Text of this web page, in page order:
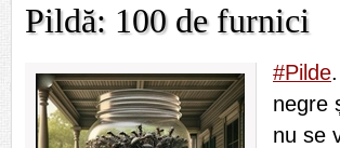
Pildă: 100 de furnici
#Pilde
negre
nu se